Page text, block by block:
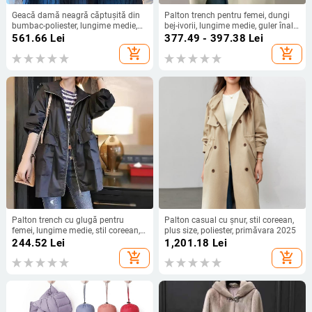
Geacă damă neagră căptușită din
bumbac-poliester, lungime medie,
guler rotund, croială lejeră,
561.66 Lei
add_shopping_cart
Palton trench pentru femei, dungi
bej-ivorii, lungime medie, guler înalt,
stil coreean, croială lejeră
377.49 - 397.38 Lei
add_shopping_cart
Palton trench cu glugă pentru
femei, lungime medie, stil coreean,
croială lejeră pentru lucru casual
244.52 Lei
add_shopping_cart
Palton casual cu șnur, stil coreean,
plus size, poliester, primăvara 2025
1,201.18 Lei
add_shopping_cart